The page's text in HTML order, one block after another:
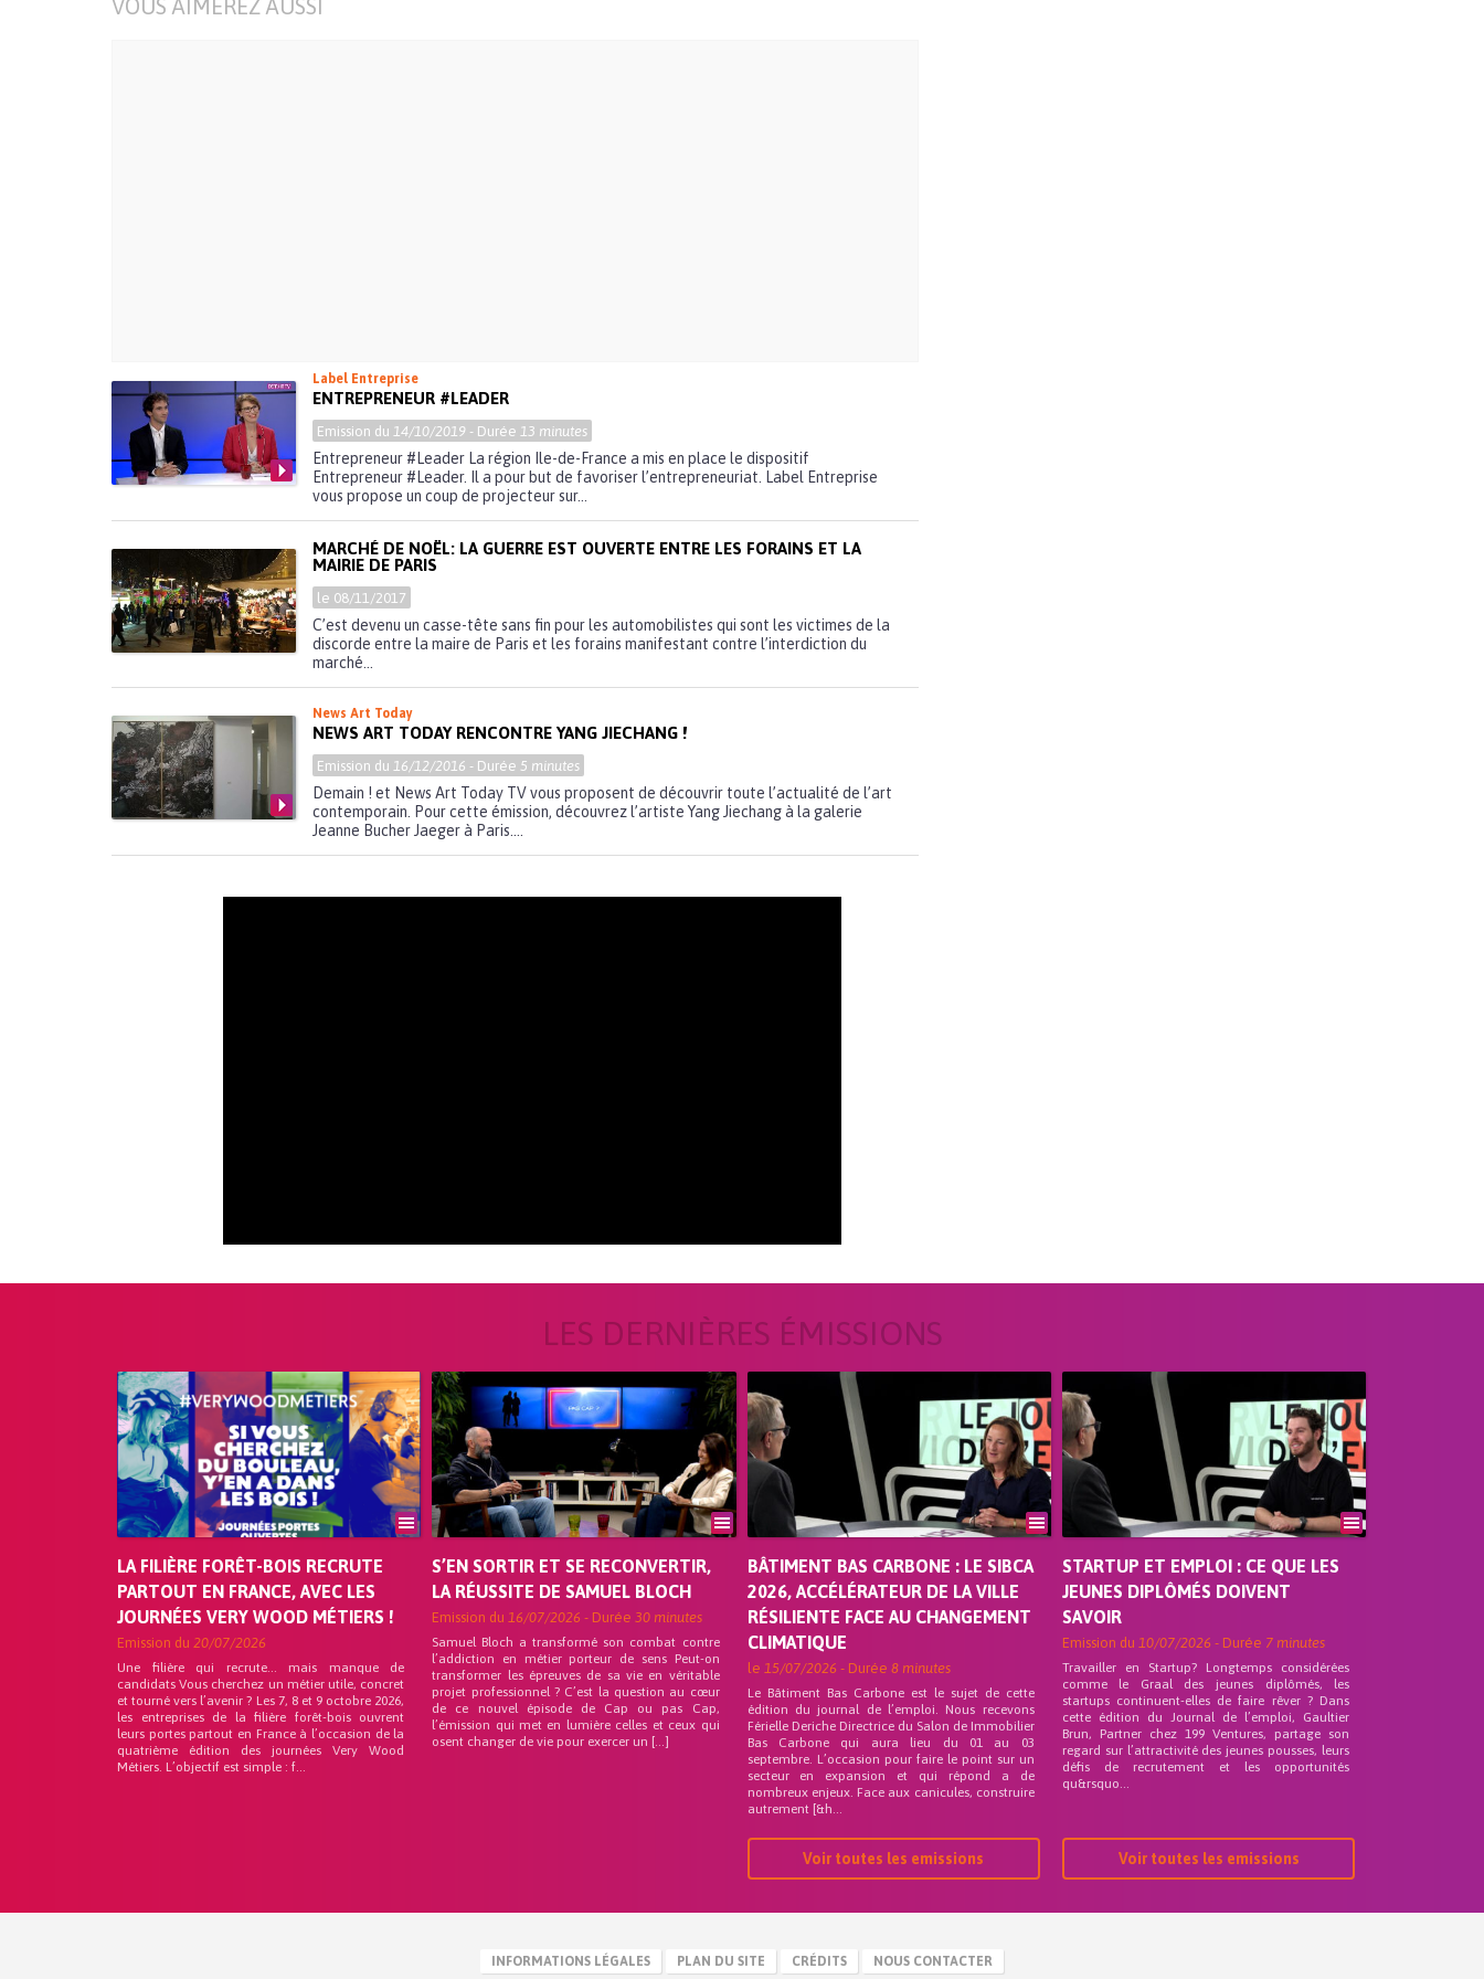
VOUS AIMEREZ AUSSI
Label Entreprise
ENTREPRENEUR #LEADER
Emission du14/10/2019 - Durée13 minutes
Entrepreneur #Leader La région Ile-de-France a mis en place le dispositif
Entrepreneur #Leader. Il a pour but de favoriser l’entrepreneuriat. Label Entreprise
vous propose un coup de projecteur sur...
MARCHÉ DE NOËL: LA GUERRE EST OUVERTE ENTRE LES FORAINS ET LA
MAIRIE DE PARIS
le 08/11/2017
C’est devenu un casse-tête sans fin pour les automobilistes qui sont les victimes de la
discorde entre la maire de Paris et les forains manifestant contre l’interdiction du
marché...
News Art Today
NEWS ART TODAY RENCONTRE YANG JIECHANG !
Emission du16/12/2016 - Durée 5 minutes
Demain ! et News Art Today TV vous proposent de découvrir toute l’actualité de l’art
contemporain. Pour cette émission, découvrez l’artiste Yang Jiechang à la galerie
Jeanne Bucher Jaeger à Paris....
LES DERNIÈRES ÉMISSIONS
LA FILIÈRE FORÊT-BOIS RECRUTE
PARTOUT EN FRANCE, AVEC LES
JOURNÉES VERY WOOD MÉTIERS !
Emission du 20/07/2026
Une filière qui recrute… mais manque de
candidats Vous cherchez un métier utile, concret
et tourné vers l’avenir ? Les 7, 8 et 9 octobre 2026,
les entreprises de la filière forêt-bois ouvrent
leurs portes partout en France à l’occasion de la
quatrième édition des journées Very Wood
Métiers. L’objectif est simple : f...
S’EN SORTIR ET SE RECONVERTIR,
LA RÉUSSITE DE SAMUEL BLOCH
Emission du16/07/2026 - Durée30 minutes
Samuel Bloch a transformé son combat contre
l’addiction en métier porteur de sens Peut-on
transformer les épreuves de sa vie en véritable
projet professionnel ? C’est la question au cœur
de ce nouvel épisode de Cap ou pas Cap,
l’émission qui met en lumière celles et ceux qui
osent changer de vie pour exercer un […]
BÂTIMENT BAS CARBONE : LE SIBCA
2026, ACCÉLÉRATEUR DE LA VILLE
RÉSILIENTE FACE AU CHANGEMENT
CLIMATIQUE
le 15/07/2026 - Durée 8 minutes
Le Bâtiment Bas Carbone est le sujet de cette
édition du journal de l’emploi. Nous recevons
Férielle Deriche Directrice du Salon de Immobilier
Bas Carbone qui aura lieu du 01 au 03
septembre. L’occasion pour faire le point sur un
secteur en expansion et qui répond a de
nombreux enjeux. Face aux canicules, construire
autrement [&h...
Voir toutes les emissions
STARTUP ET EMPLOI : CE QUE LES
JEUNES DIPLÔMÉS DOIVENT
SAVOIR
Emission du 10/07/2026 - Durée 7 minutes
Travailler en Startup? Longtemps considérées
comme le Graal des jeunes diplômés, les
startups continuent-elles de faire rêver ? Dans
cette édition du Journal de l’emploi, Gaultier
Brun, Partner chez 199 Ventures, partage son
regard sur l’attractivité des jeunes pousses, leurs
défis de recrutement et les opportunités
qu&rsquo...
Voir toutes les emissions
INFORMATIONS LÉGALES PLAN DU SITE CRÉDITS NOUS CONTACTER